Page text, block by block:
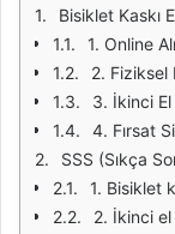
Bisiklet Kaskı
1. Online
2. Fiziksel
3. İkinci El
4. Fırsat
SSS (Sıkça
1. Bisiklet
2. İkinci el